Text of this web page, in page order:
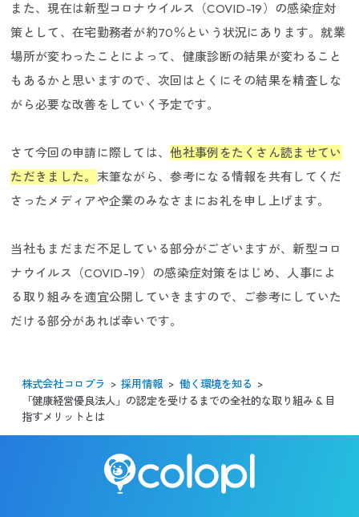
また、現在は新型コロナウイルス（COVID-19）の感染症対
策として、在宅勤務者が約70％という状況にあります。就業
場所が変わったことによって、健康診断の結果が変わること
もあるかと思いますので、次回はとくにその結果を精査しな
がら必要な改善をしていく予定です。
さて今回の申請に際しては、他社事例をたくさん読ませてい
ただきました。 末筆ながら、参考になる情報を共有してくだ
さったメディアや企業のみなさまにお礼を申し上げます。
当社もまだまだ不足している部分がございますが、新型コロ
ナウイルス（COVID-19）の感染症対策をはじめ、人事によ
る取り組みを適宜公開していきますので、ご参考にしていた
だける部分があれば幸いです。
株式会社コロプラ 採用情報
働く環境を知る
「健康経営優良法人」の認定を受けるまでの全社的な取り組み & 目
指すメリットとは